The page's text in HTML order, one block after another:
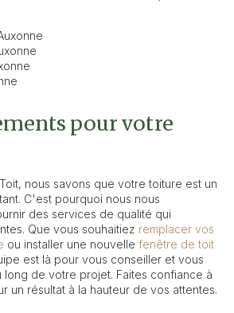
pour votre
nous savons que votre toiture est un
C'est pourquoi nous nous
des services de qualité qui
Que vous souhaitiez remplacer vos
ou installer une nouvelle fenêtre de toit
est là pour vous conseiller et vous
long de votre projet. Faites confiance à
un résultat à la hauteur de vos attentes.